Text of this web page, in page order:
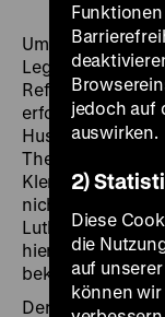
Um 1500
Reformen
erfolgreich
Hus öffentlich
Thesen
Kleriker ließ sich
nicht mehr
Luthers im Jahr
hierbei als
bekannte
Der von
jedoch auf
auswirken.
2)
Diese
die
auf
können